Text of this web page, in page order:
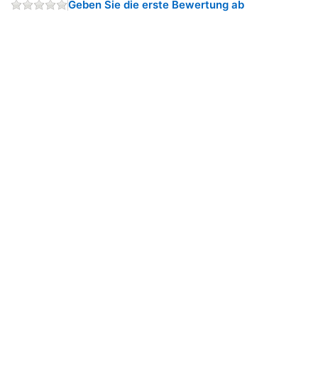
Geben Sie die erste Bewertung ab